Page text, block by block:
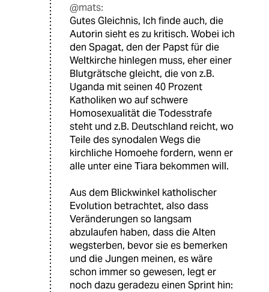
@mats:
Gutes Gleichnis, Ich finde auch, die
Autorin sieht es zu kritisch. Wobei ich
den Spagat, den der Papst für die
Weltkirche hinlegen muss, eher einer
Blutgrätsche gleicht, die von z.B.
Uganda mit seinen 40 Prozent
Katholiken wo auf schwere
Homosexualität die Todesstrafe
steht und z.B. Deutschland reicht, wo
Teile des synodalen Wegs die
kirchliche Homoehe fordern, wenn er
alle unter eine Tiara bekommen will.
Aus dem Blickwinkel katholischer
Evolution betrachtet, also dass
Veränderungen so langsam
abzulaufen haben, dass die Alten
wegsterben, bevor sie es bemerken
und die Jungen meinen, es wäre
schon immer so gewesen, legt er
noch dazu geradezu einen Sprint hin: